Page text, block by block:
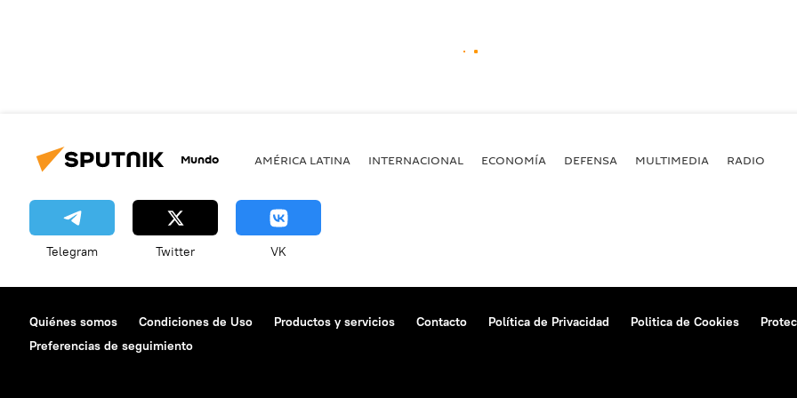
Mundo AMÉRICA LATINA INTERNACIONAL ECONOMÍA DEFENSA MULTIMEDIA RADIO
Telegram Twitter VK
Quiénes somos Condiciones de Uso Productos y servicios Contacto Política de Privacidad Politica de Cookies
Preferencias de seguimiento